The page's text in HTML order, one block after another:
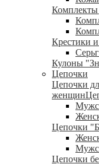
Крестики
Кулоны
Цепочки
Цепочки
женщин
Цепочки
Цепочки